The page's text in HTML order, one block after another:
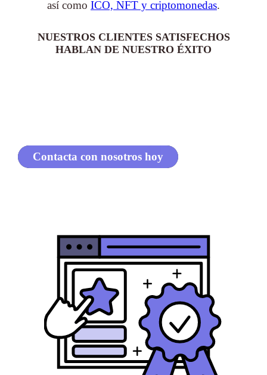
así como ICO, NFT y criptomonedas.
NUESTROS CLIENTES SATISFECHOS
HABLAN DE NUESTRO ÉXITO
Contacta con nosotros hoy